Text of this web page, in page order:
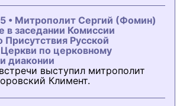
• Митрополит Сергий (Фомин)
в заседании Комиссии
Русской
по церковному
диаконии
выступил митрополит
Климент.